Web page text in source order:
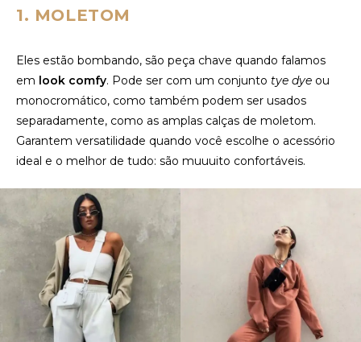
1. MOLETOM
Eles estão bombando, são peça chave quando falamos
em look comfy. Pode ser com um conjunto tye dye ou
monocromático, como também podem ser usados
separadamente, como as amplas calças de moletom.
Garantem versatilidade quando você escolhe o acessório
ideal e o melhor de tudo: são muuuito confortáveis.